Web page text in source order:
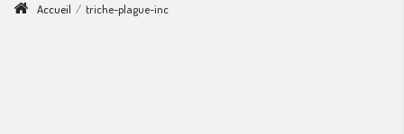
Accueil / triche-plague-inc